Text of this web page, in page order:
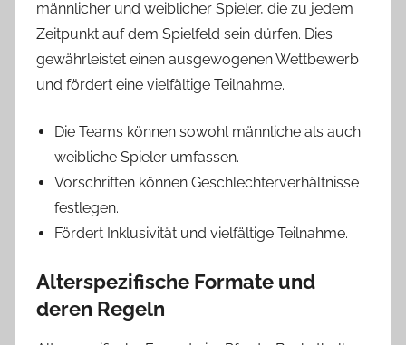
männlicher und weiblicher Spieler, die zu jedem
Zeitpunkt auf dem Spielfeld sein dürfen. Dies
gewährleistet einen ausgewogenen Wettbewerb
und fördert eine vielfältige Teilnahme.
Die Teams können sowohl männliche als auch
weibliche Spieler umfassen.
Vorschriften können Geschlechterverhältnisse
festlegen.
Fördert Inklusivität und vielfältige Teilnahme.
Alterspezifische Formate und
deren Regeln